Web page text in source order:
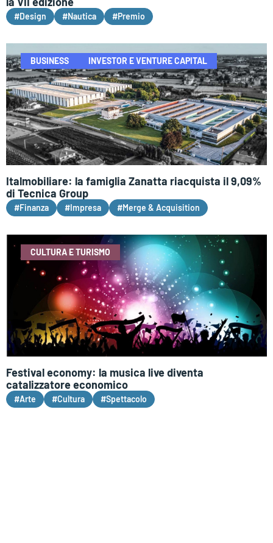
#Design #Nautica #Premio
BUSINESS INVESTOR E VENTURE CAPITAL
Italmobiliare: la famiglia Zanatta riacquista il 9,09%
di Tecnica Group
#Finanza #Impresa #Merge & Acquisition
CULTURA E TURISMO
Festival economy: la musica live diventa
catalizzatore economico
#Arte #Cultura #Spettacolo